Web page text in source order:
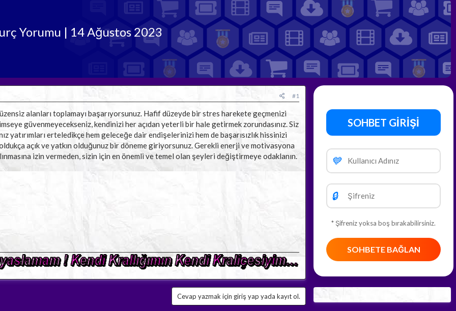
Yorumu | 14 Ağustos 2023
#1
alanları toplamayı başarıyorsunuz. Hafif düzeyde bir stres harekete geçmenizi
güvenmeyecekseniz, kendinizi her açıdan yeterli bir hale getirmek zorundasınız. Siz
yatırımları erteledikçe hem geleceğe dair endişelerinizi hem de başarısızlık hissinizi
açık ve yatkın olduğunuz bir döneme giriyorsunuz. Gerekli enerji ve motivasyona
izin vermeden, sizin için en önemli ve temel olan şeyleri değiştirmeye odaklanın.​
Cevap yazmak için giriş yap yada kayıt ol.
SOHBET GİRİŞİ
💙
🔒
* Şifreniz yoksa boş bırakabilirsiniz.
SOHBETE BAĞLAN